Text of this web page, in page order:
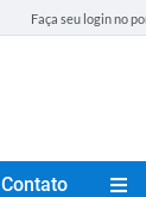
Faça seu login no
Contato